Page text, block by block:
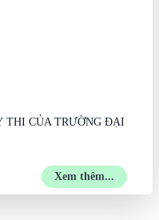
THI CỦA TRƯỜNG ĐẠI
Xem thêm...